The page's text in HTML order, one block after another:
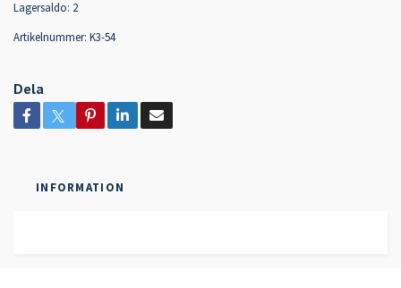
Lagersaldo: 2
Artikelnummer: K3-54
Dela
INFORMATION